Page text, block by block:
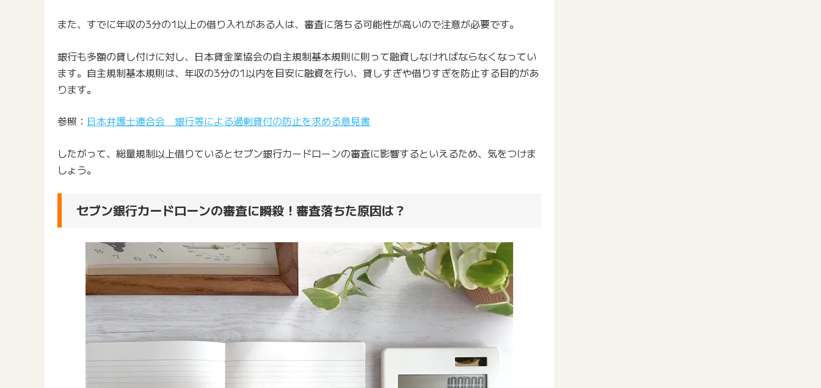
また、すでに年収の3分の1以上の借り入れがある人は、審査に落ちる可能性が高いので注意が必要です。
銀行も多額の貸し付けに対し、日本貸金業協会の自主規制基本規則に則って融資しなければならなくなってい
ます。自主規制基本規則は、年収の3分の1以内を目安に融資を行い、貸しすぎや借りすぎを防止する目的があ
ります。
参照： 日本弁護士連合会 銀行等による過剰貸付の防止を求める意見書
したがって、総量規制以上借りているとセブン銀行カードローンの審査に影響するといえるため、気をつけま
しょう。
セブン銀行カードローンの審査に瞬殺！審査落ちた原因は？